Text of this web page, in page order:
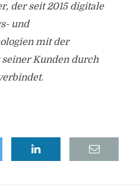
der seit 2015 digitale
und
mit der
Kunden durch